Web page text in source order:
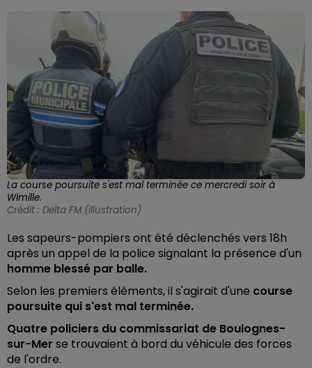
La course poursuite s'est mal terminée ce mercredi soir à
Wimille.
Crédit : Delta FM (illustration)
Les sapeurs-pompiers ont été déclenchés vers 18h
après un appel de la police signalant la présence d'un
homme blessé par balle.
Selon les premiers éléments, il s'agirait d'une course
poursuite qui s'est mal terminée.
Quatre policiers du commissariat de Boulognes-
sur-Mer se trouvaient à bord du véhicule des forces
de l'ordre.